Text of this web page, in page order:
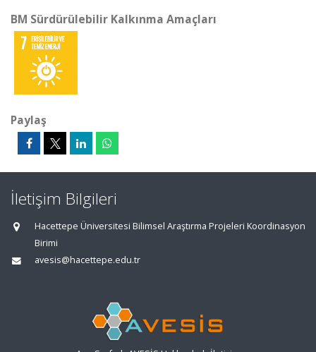
BM Sürdürülebilir Kalkınma Amaçları
Paylaş
İletişim Bilgileri
Hacettepe Üniversitesi Bilimsel Araştırma Projeleri Koordinasyon
Birimi
avesis@hacettepe.edu.tr